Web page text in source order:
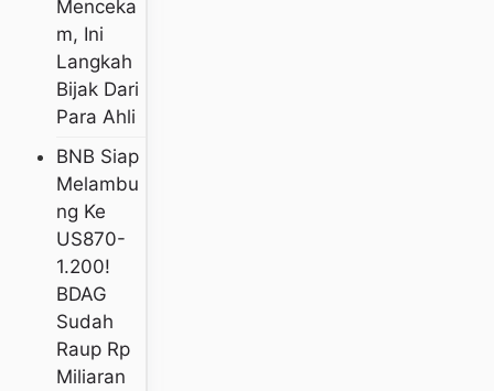
Menceka
M, Ini
Langkah
Bijak Dari
Para Ahli
BNB Siap
Melambu
Ng Ke
US870-
1.200!
BDAG
Sudah
Raup Rp
Miliaran